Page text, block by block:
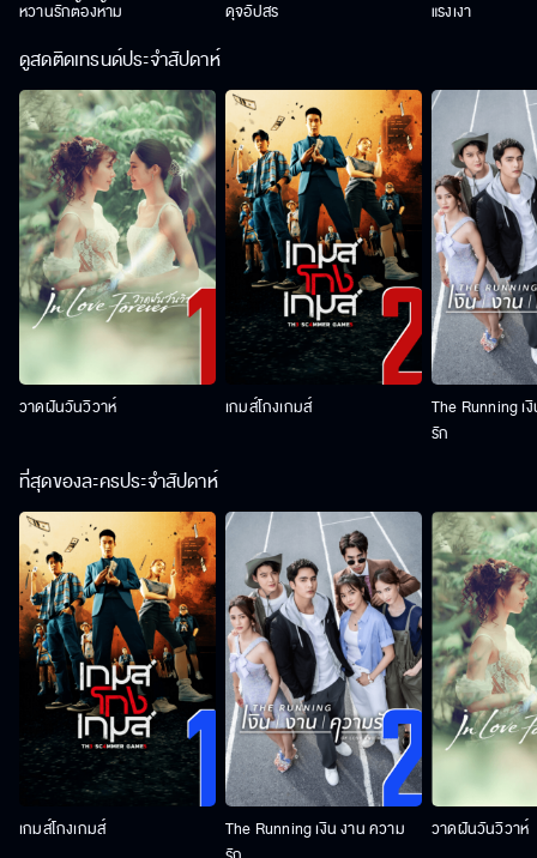
หวานรักต้องห้าม ดุจอัปสร แรงเงา
ดูสดติดเทรนด์ประจำสัปดาห์
วาดฝันวันวิวาห์ เกมส์โกงเกมส์
The Running เ
รัก
ที่สุดของละครประจำสัปดาห์
เกมส์โกงเกมส์
The Running เงิน งาน ความ
วาดฝันวันวิวาห์